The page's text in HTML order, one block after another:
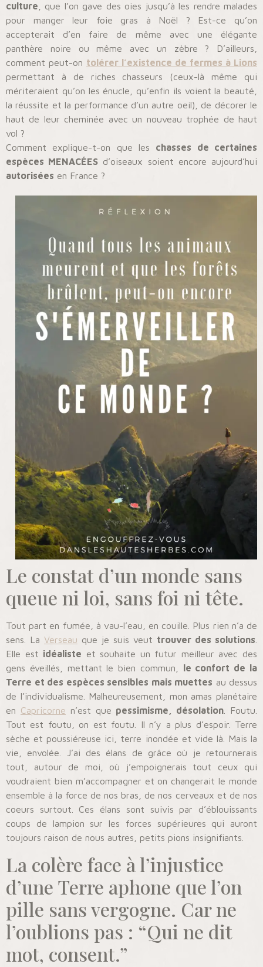
culture , que l’on gave des oies jusqu’à les rendre malades
pour manger leur foie gras à Noël ? Est-ce qu’on
accepterait d’en faire de même avec une élégante
panthère noire ou même avec un zèbre ? D’ailleurs,
comment peut-on tolérer l’existence de fermes à Lions
permettant à de riches chasseurs (ceux-là même qui
mériteraient qu’on les énucle, qu’enfin ils voient la beauté,
la réussite et la performance d’un autre oeil), de décorer le
haut de leur cheminée avec un nouveau trophée de haut
vol ?
Comment explique-t-on que les chasses de certaines
espèces MENACÉES d’oiseaux soient encore aujourd’hui
autorisées en France ?
Le constat d’un monde sans
queue ni loi, sans foi ni tête.
Tout part en fumée, à vau-l’eau, en couille. Plus rien n’a de
sens. La Verseau que je suis veut trouver des solutions
Elle est idéaliste et souhaite un futur meilleur avec des
gens éveillés, mettant le bien commun,
le confort de la
Terre et des espèces sensibles mais muettes au dessus
de l’individualisme. Malheureusement, mon amas planétaire
en Capricorne n’est que pessimisme, désolation . Foutu.
Tout est foutu, on est foutu. Il n’y a plus d’espoir. Terre
sèche et poussiéreuse ici, terre inondée et vide là. Mais la
vie, envolée. J’ai des élans de grâce où je retournerais
tout, autour de moi, où j’empoignerais tout ceux qui
voudraient bien m’accompagner et on changerait le monde
ensemble à la force de nos bras, de nos cerveaux et de nos
coeurs surtout. Ces élans sont suivis par d’éblouissants
coups de lampion sur les forces supérieures qui auront
toujours raison de nous autres, petits pions insignifiants.
La colère face à l’injustice
d’une Terre aphone que l’on
pille sans vergogne. Car ne
l’oublions pas : “Qui ne dit
mot, consent.”